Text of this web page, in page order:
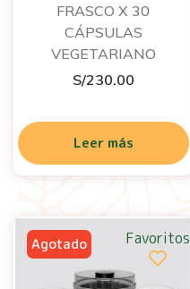
FRASCO X 30
CÁPSULAS
VEGETARIANO
S/230.00
Leer más
Favoritos